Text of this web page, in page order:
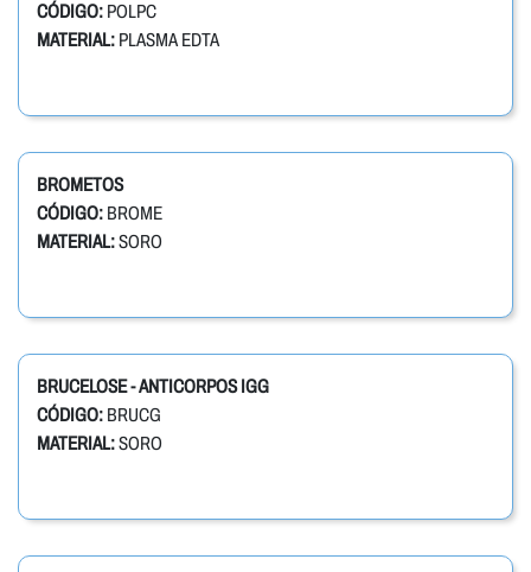
CÓDIGO: POLPC
MATERIAL: PLASMA EDTA
BROMETOS
CÓDIGO: BROME
MATERIAL:SORO
BRUCELOSE - ANTICORPOS IGG
CÓDIGO: BRUCG
MATERIAL:SORO